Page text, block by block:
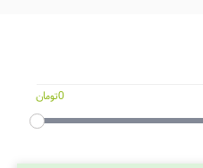
0تومان